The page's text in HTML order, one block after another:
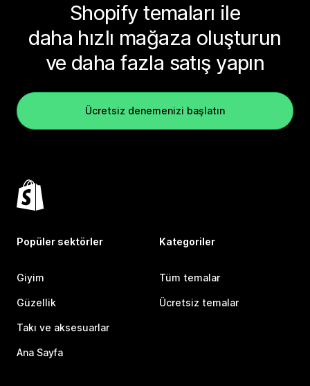
Shopify temaları ile
daha hızlı mağaza oluşturun
ve daha fazla satış yapın
Ücretsiz denemenizi başlatın
Popüler sektörler
Giyim
Güzellik
Takı ve aksesuarlar
Ana Sayfa
Kategoriler
Tüm temalar
Ücretsiz temalar